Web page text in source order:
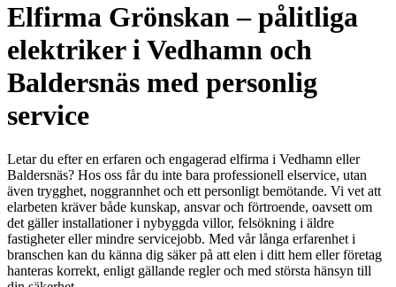
Elfirma Grönskan – pålitliga
elektriker i Vedhamn och
Baldersnäs med personlig
service
Letar du efter en erfaren och engagerad elfirma i Vedhamn eller
Baldersnäs? Hos oss får du inte bara professionell elservice, utan
även trygghet, noggrannhet och ett personligt bemötande. Vi vet att
elarbeten kräver både kunskap, ansvar och förtroende, oavsett om
det gäller installationer i nybyggda villor, felsökning i äldre
fastigheter eller mindre servicejobb. Med vår långa erfarenhet i
branschen kan du känna dig säker på att elen i ditt hem eller företag
hanteras korrekt, enligt gällande regler och med största hänsyn till